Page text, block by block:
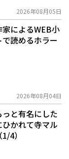
2026年08月05日
家によるWEB小
で読めるホラー
2026年08月04日
っと有名にした
かれて寺マル
4）